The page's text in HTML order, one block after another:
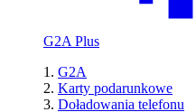
G2A Plus
G2A
Karty podarunkowe
Doładowania telefonu